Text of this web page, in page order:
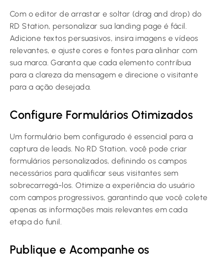
Com o editor de arrastar e soltar (drag and drop) do
RD Station, personalizar sua landing page é fácil.
Adicione textos persuasivos, insira imagens e vídeos
relevantes, e ajuste cores e fontes para alinhar com
sua marca. Garanta que cada elemento contribua
para a clareza da mensagem e direcione o visitante
para a ação desejada.
Configure Formulários Otimizados
Um formulário bem configurado é essencial para a
captura de leads. No RD Station, você pode criar
formulários personalizados, definindo os campos
necessários para qualificar seus visitantes sem
sobrecarregá-los. Otimize a experiência do usuário
com campos progressivos, garantindo que você colete
apenas as informações mais relevantes em cada
etapa do funil.
Publique e Acompanhe os